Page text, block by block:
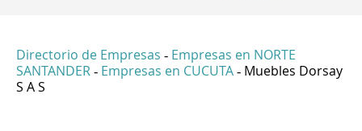
Directorio de Empresas - Empresas en NORTE
SANTANDER - Empresas en CUCUTA - Muebles Dorsay
S A S